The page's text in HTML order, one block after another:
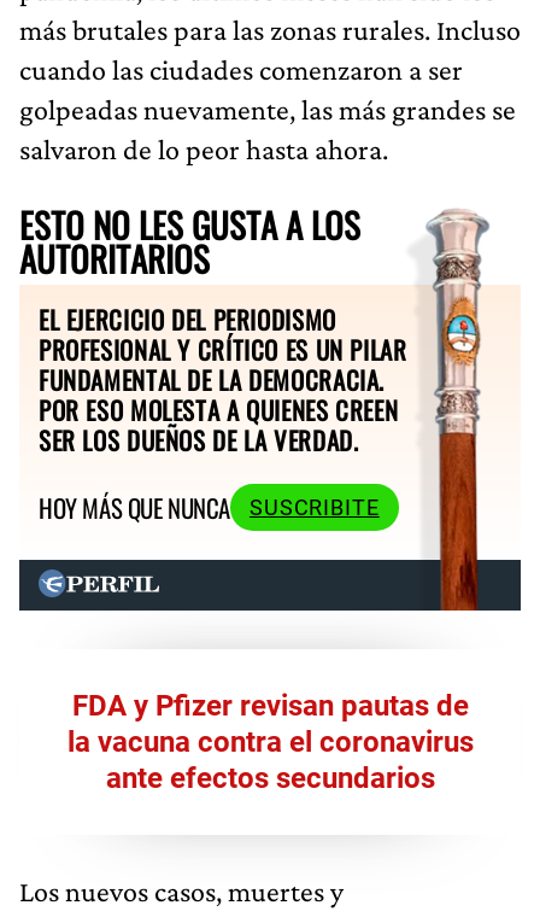
más brutales para las zonas rurales. Incluso
cuando las ciudades comenzaron a ser
golpeadas nuevamente, las más grandes se
salvaron de lo peor hasta ahora.
ESTO NO LES GUSTA A LOS
AUTORITARIOS
EL EJERCICIO DEL PERIODISMO
PROFESIONAL Y CRÍTICO ES UN PILAR
FUNDAMENTAL DE LA DEMOCRACIA.
POR ESO MOLESTA A QUIENES CREEN
SER LOS DUEÑOS DE LA VERDAD.
HOY MÁS QUE NUNCA
SUSCRIBITE
FDA y Pfizer revisan pautas de
la vacuna contra el coronavirus
ante efectos secundarios
Los nuevos casos, muertes y